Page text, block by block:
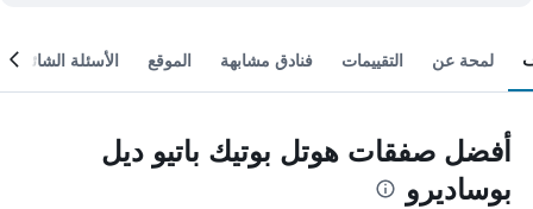
لمحة عن التقييمات فنادق مشابهة الموقع الأسئلة الشائعة
أفضل صفقات هوتل بوتيك باتيو ديل
بوساديرو